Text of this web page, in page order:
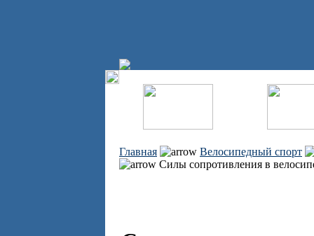
Главная
Велосипедный спорт
Силы сопротивления в